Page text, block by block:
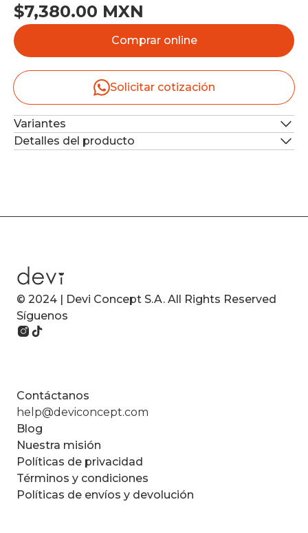
$7,380.00 MXN
Comprar online
Solicitar cotización
Variantes
Detalles del producto
© 2024 | Devi Concept S.A. All Rights Reserved
Síguenos
Contáctanos
help@deviconcept.com
Blog
Nuestra misión
Políticas de privacidad
Términos y condiciones
Políticas de envíos y devolución